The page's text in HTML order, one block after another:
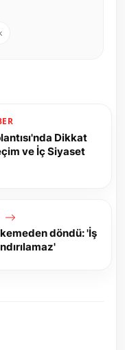
Dikkat
ve İç Siyaset
döndü: 'İş